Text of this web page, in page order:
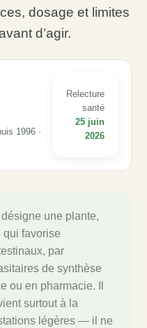
dosage et limites
d’agir.
1996 ·
Relecture
santé
25 juin
2026
désigne une plante,
qui favorise
par
de synthèse
ou en pharmacie. Il
surtout à la
légères — il ne